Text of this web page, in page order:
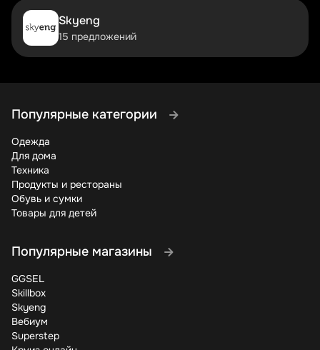
Максимальную выгоду можно получить, грамотно
комбинируя промокоды, акционные товары и
программы лояльности. Например, сначала примените
снизить цену вдвое!
это дает дополнительные преимущества.
привилегии для постоянных клиентов – все это делает
покупки еще выгоднее. А бонусные карты часто
предоставляют эксклюзивные скидки.
Некоторые периоды особенно выгодны для шопинга.
Конец квартала, время после крупных праздников, утро
предлагают дополнительные скидки, чтобы
стимулировать продажи. Планируйте покупки с умом!
Теперь вы знаете все секреты экономии в Gurugrow.
Используйте промокоды, следите за акциями, не
упускайте возможность получить дополнительные
бонусы – и ваши покупки станут значительно выгоднее.
Проверяйте обновления купонов регулярно, ведь
Skyeng
15 предложений
Популярные категории
Одежда
Для дома
Техника
Продукты и рестораны
Обувь и сумки
Товары для детей
Популярные магазины
GGSEL
Skillbox
Skyeng
Вебиум
Superstep